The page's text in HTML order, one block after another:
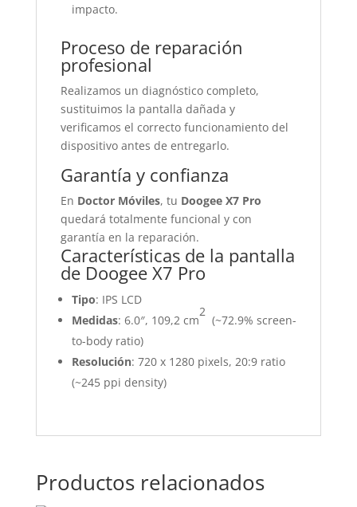
impacto.
Proceso de reparación
profesional
Realizamos un diagnóstico completo,
sustituimos la pantalla dañada y
verificamos el correcto funcionamiento del
dispositivo antes de entregarlo.
Garantía y confianza
En Doctor Móviles, tu Doogee X7 Pro
quedará totalmente funcional y con
garantía en la reparación.
Características de la pantalla
de Doogee X7 Pro
Tipo: IPS LCD
Medidas: 6.0″, 109,2 cm
2
(~72.9% screen-
to-body ratio)
Resolución: 720 x 1280 pixels, 20:9 ratio
(~245 ppi density)
Productos relacionados